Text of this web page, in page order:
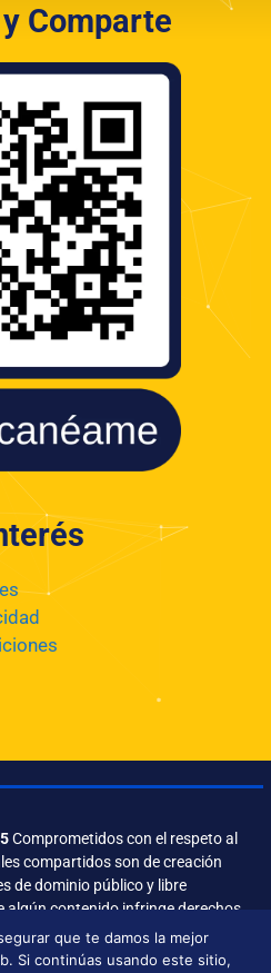
Comparte
Comprometidos con el respeto al
compartidos son de creación
de dominio público y libre
algún contenido infringe derechos,
que te damos la mejor
Si continúas usando este sitio,